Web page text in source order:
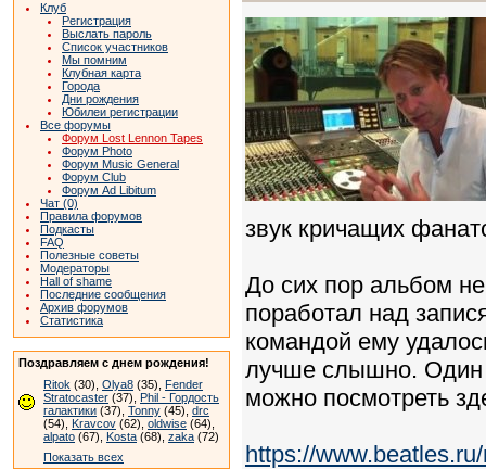
Клуб
Регистрация
Выслать пароль
Список участников
Мы помним
Клубная карта
Города
Дни рождения
Юбилеи регистрации
Все форумы
Форум Lost Lennon Tapes
Форум Photo
Форум Music General
Форум Club
Форум Ad Libitum
Чат (0)
Правила форумов
Подкасты
FAQ
Полезные советы
Модераторы
Hall of shame
Последние сообщения
Архив форумов
Статистика
Поздравляем с днем рождения!
Ritok (30), Olya8 (35), Fender
Stratocaster (37), Phil - Гордость
галактики (37), Tonny (45), drc
(54), Kravcov (62), oldwise (64),
alpato (67), Kosta (68), zaka (72)
Показать всех
звук кричащих
До сих пор альбом
поработал над
командой ему
лучше слышно. Один
можно посмотреть
https://